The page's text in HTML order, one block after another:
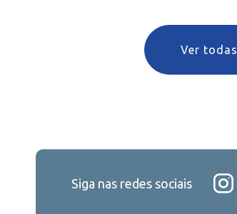
Ver todas
Siga nas redes sociais